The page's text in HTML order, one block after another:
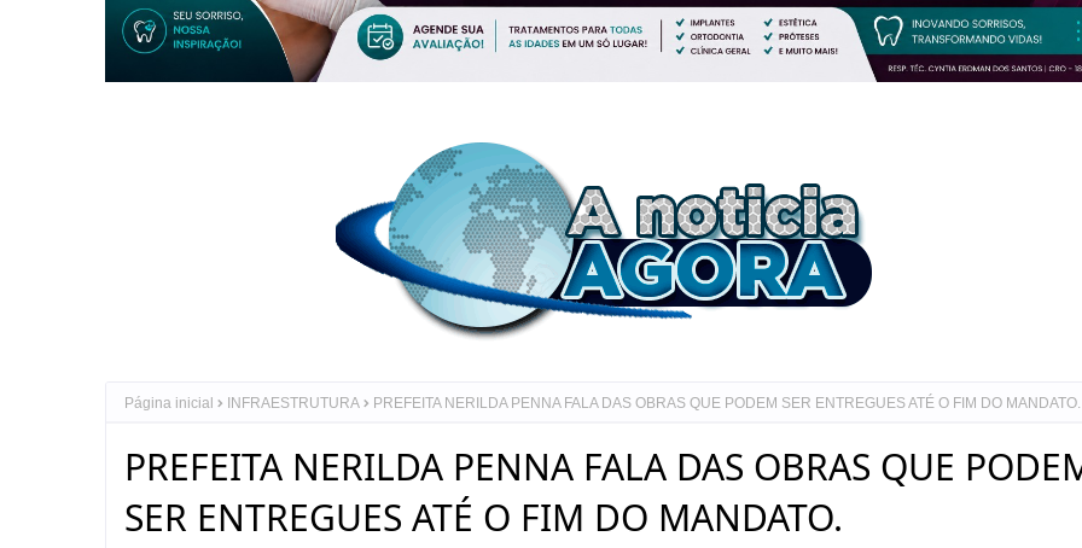
Página inicial INFRAESTRUTURA PREFEITA NERILDA PENNA FALA DAS OBRAS QUE PODEM SER ENTREGUES ATÉ O FIM DO MANDATO.
PREFEITA NERILDA PENNA FALA DAS OBRAS QUE
SER ENTREGUES ATÉ O FIM DO MANDATO.